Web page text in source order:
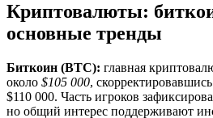
Криптовалюты:
основные тренды
Биткоин (BTC): главная
около $105 000,
$110 000. Часть игроков
но общий интерес поддерживают